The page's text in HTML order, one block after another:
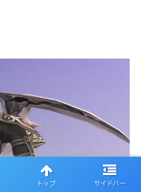
トップ サイドバー